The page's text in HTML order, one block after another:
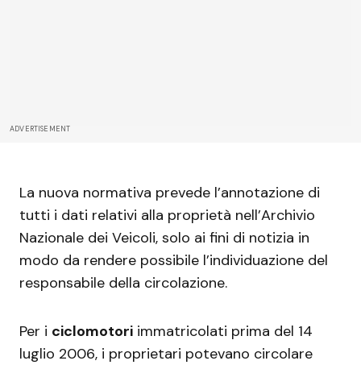
ADVERTISEMENT
La nuova normativa prevede l’annotazione di
tutti i dati relativi alla proprietà nell’Archivio
Nazionale dei Veicoli, solo ai fini di notizia in
modo da rendere possibile l’individuazione del
responsabile della circolazione.
Per i ciclomotori immatricolati prima del 14
luglio 2006, i proprietari potevano circolare